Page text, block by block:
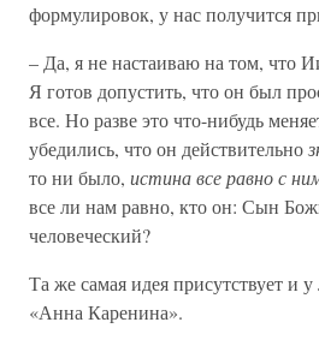
формулировок, у нас получится
– Да, я не настаиваю на том, что
Я готов допустить, что он был
все. Но разве это что-нибудь
убедились, что он действительно
то ни было, истина все равно с
все ли нам равно, кто он: Сын
человеческий?
Та же самая идея присутствует и
«Анна Каренина».